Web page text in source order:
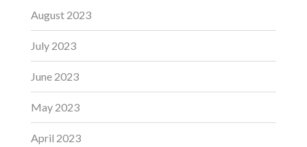
August 2023
July 2023
June 2023
May 2023
April 2023